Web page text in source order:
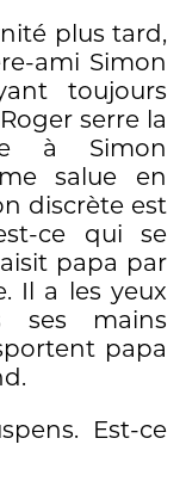
plus tard,
ami Simon
toujours
serre la
à Simon
salue en
discrète est
ce qui se
papa par
Il a les yeux
ses mains
papa
Est-ce